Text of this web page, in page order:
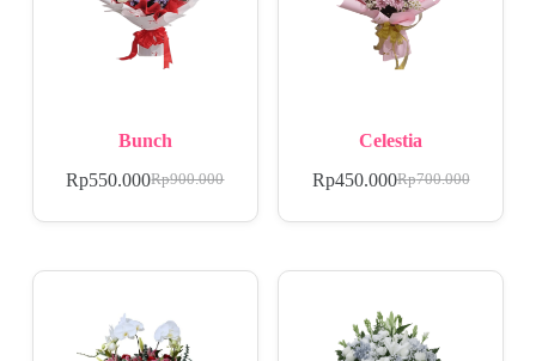
Bunch
Rp900.000
Rp550.000
Celestia
Rp700.000
Rp450.000